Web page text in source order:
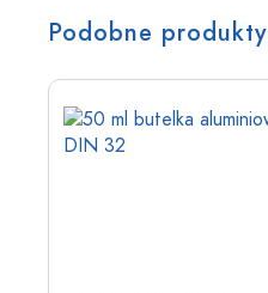
Podobne produkty